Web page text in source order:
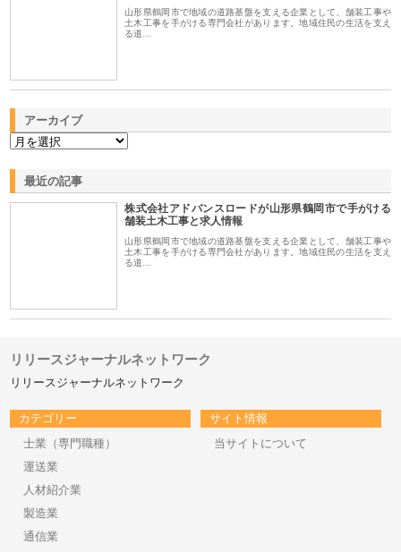
山形県鶴岡市で地域の道路基盤を支える企業として、舗装工事や
土木工事を手がける専門会社があります。地域住民の生活を支え
る道…
アーカイブ
最近の記事
株式会社アドバンスロードが山形県鶴岡市で手がける
舗装土木工事と求人情報
山形県鶴岡市で地域の道路基盤を支える企業として、舗装工事や
土木工事を手がける専門会社があります。地域住民の生活を支え
る道…
リリースジャーナルネットワーク
リリースジャーナルネットワーク
カテゴリー
士業（専門職種）
運送業
人材紹介業
製造業
通信業
サイト情報
当サイトについて